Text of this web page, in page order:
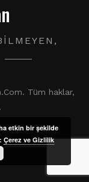
Tüm haklar,
etkin bir şekilde
Çerez ve Gizlilik